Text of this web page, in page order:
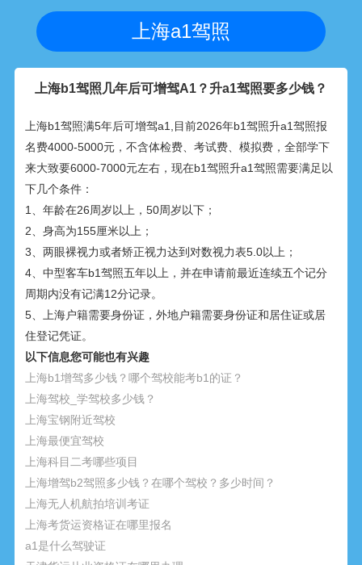
上海a1驾照
上海b1驾照几年后可增驾A1？升a1驾照要多少钱？
上海b1驾照满5年后可增驾a1,目前2026年b1驾照升a1驾照报
名费4000-5000元，不含体检费、考试费、模拟费，全部学下
来大致要6000-7000元左右，现在b1驾照升a1驾照需要满足以
下几个条件：
1、年龄在26周岁以上，50周岁以下；
2、身高为155厘米以上；
3、两眼裸视力或者矫正视力达到对数视力表5.0以上；
4、中型客车b1驾照五年以上，并在申请前最近连续五个记分
周期内没有记满12分记录。
5、上海户籍需要身份证，外地户籍需要身份证和居住证或居
住登记凭证。
以下信息您可能也有兴趣
上海b1增驾多少钱？哪个驾校能考b1的证？
上海驾校_学驾校多少钱？
上海宝钢附近驾校
上海最便宜驾校
上海科目二考哪些项目
上海增驾b2驾照多少钱？在哪个驾校？多少时间？
上海无人机航拍培训考证
上海考货运资格证在哪里报名
a1是什么驾驶证